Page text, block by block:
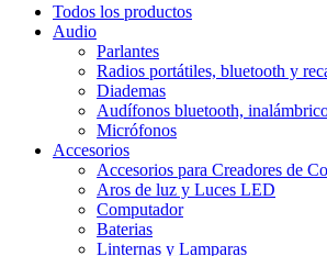
Todos los productos
Audio
Parlantes
Radios portátiles, bluetooth y
Diademas
Audífonos bluetooth,
Micrófonos
Accesorios
Accesorios para Creadores de
Aros de luz y Luces LED
Computador
Baterias
Linternas y Lamparas